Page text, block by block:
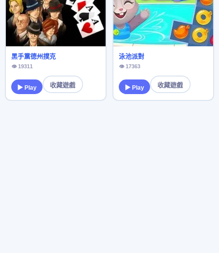
黑手黨德州撲克
👁 19311
▶ Play 收藏遊戲
泳池派對
👁 17363
▶ Play 收藏遊戲